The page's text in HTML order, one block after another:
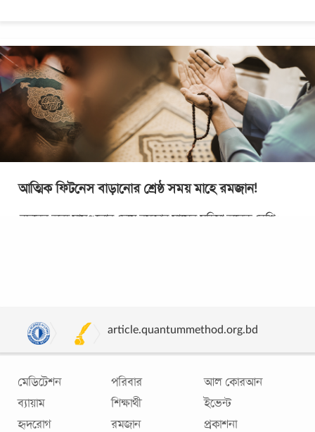
আত্মিক ফিটনেস বাড়ানোর শ্রেষ্ঠ সময় মাহে রমজান!
বছরের অন্য মাসগুলোর চেয়ে রমজান মাসের মহিমা অনেক বেশি।
article.quantummethod.org.bd
মেডিটেশন
ব্যায়াম
হৃদরোগ
পরিবার
শিক্ষার্থী
রমজান
আল কোরআন
ইভেন্ট
প্রকাশনা